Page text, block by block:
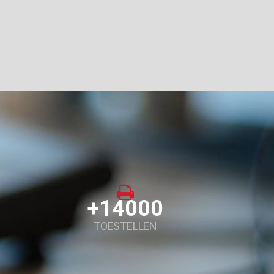
+14000
TOESTELLEN